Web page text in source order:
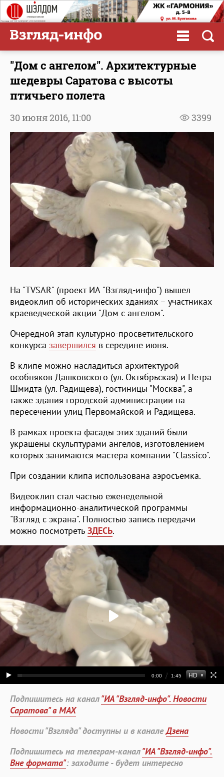
"Дом с ангелом". Архитектурные
шедевры Саратова с высоты
птичьего полета
3399
30 июня 2016, 11:00
На "TVSAR" (проект ИА "Взгляд-инфо") вышел
видеоклип об исторических зданиях – участниках
краеведческой акции "Дом с ангелом".
Очередной этап культурно-просветительского
конкурса завершился в середине июня.
В клипе можно насладиться архитектурой
особняков Дашковского (ул. Октябрьская) и Петра
Шмидта (ул. Радищева), гостиницы "Москва", а
также здания городской администрации на
пересечении улиц Первомайской и Радищева.
В рамках проекта фасады этих зданий были
украшены скульптурами ангелов, изготовлением
которых занимаются мастера компании "Classico".
При создании клипа использована аэросъемка.
Видеоклип стал частью еженедельной
информационно-аналитической программы
"Взгляд с экрана". Полностью запись передачи
можно посмотреть ЗДЕСЬ.
Подпишитесь на канал"ИА "Взгляд-инфо". Новости
Саратова" в MAX
Новости "Взгляда" доступны и в каналеДзена
Подпишитесь на телеграм-канал"ИА "Взгляд-инфо".
Вне формата": заходите - будет интересно